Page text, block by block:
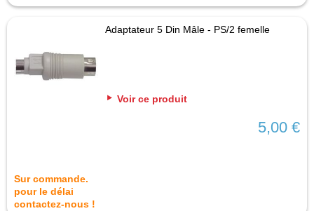
Adaptateur 5 Din Mâle - PS/2 femelle
Voir ce produit
5,00 €
Sur commande.
pour le délai
contactez-nous !